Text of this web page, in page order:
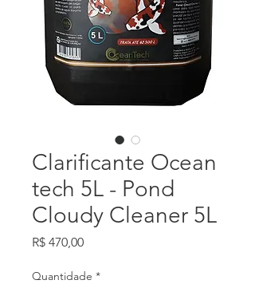
Clarificante Ocean
tech 5L - Pond
Cloudy Cleaner 5L
R$ 470,00Preço
Quantidade *